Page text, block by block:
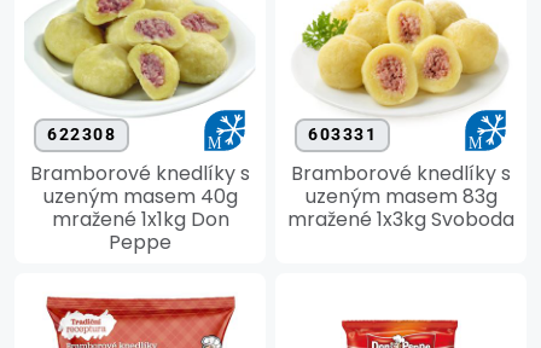
622308
Bramborové knedlíky s
uzeným masem 40g
mražené 1x1kg Don
Peppe
603331
Bramborové knedlíky s
uzeným masem 83g
mražené 1x3kg Svoboda